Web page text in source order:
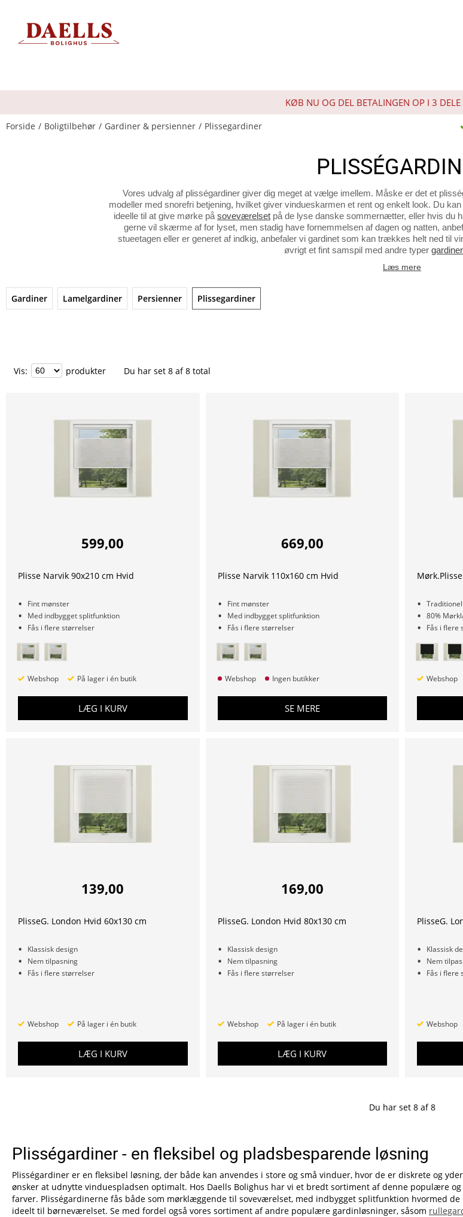
KØB NU OG DEL BETALINGEN OP I 3
Forside Boligtilbehør Gardiner & persienner Plissegardiner
Vores udvalg af plisségardiner giver dig meget at vælge imellem. Måske er det et
modeller med snorefri betjening, hvilket giver vindueskarmen et rent og enkelt look. Du
ideelle til at give mørke på soveværelset på de lyse danske sommernætter, eller hvis du
gerne vil skærme af for lyset, men stadig have fornemmelsen af dagen og natten,
stueetagen eller er generet af indkig, anbefaler vi gardinet som kan trækkes helt ned til
øvrigt et fint samspil med andre typer gardiner
Læs mere
Gardiner Lamelgardiner Persienner Plissegardiner
Vis: produkter Du har set 8 af 8 total
599,00
Plisse Narvik 90x210 cm Hvid
Fint mønster
Med indbygget splitfunktion
Fås i flere størrelser
Webshop På lager i én butik
LÆG I KURV
669,00
Plisse Narvik 110x160 cm Hvid
Fint mønster
Med indbygget splitfunktion
Fås i flere størrelser
Webshop Ingen butikker
SE MERE
80%
Fås i flere
Webshop
139,00
PlisseG. London Hvid 60x130 cm
Klassisk design
Nem tilpasning
Fås i flere størrelser
Webshop På lager i én butik
LÆG I KURV
169,00
PlisseG. London Hvid 80x130 cm
Klassisk design
Nem tilpasning
Fås i flere størrelser
Webshop På lager i én butik
LÆG I KURV
PlisseG.
Klassisk
Nem
Fås i flere
Webshop
Du har set 8 af 8
Plisségardiner - en fleksibel og pladsbesparende løsning
Plisségardiner er en fleksibel løsning, der både kan anvendes i store og små vinduer, hvor de er diskrete og
ønsker at udnytte vinduespladsen optimalt. Hos Daells Bolighus har vi et bredt sortiment af denne populære
farver. Plisségardinerne fås både som mørklæggende til soveværelset, med indbygget splitfunktion hvormed
ideelt til børneværelset. Se med fordel også vores sortiment af andre populære gardinløsninger, såsom